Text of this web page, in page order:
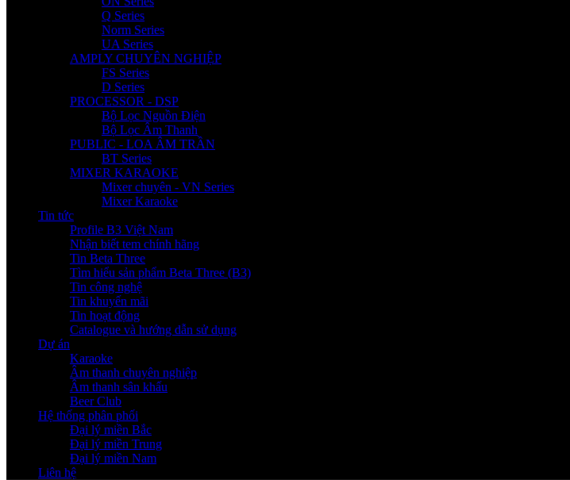
Q Series
Norm Series
UA Series
AMPLY CHUYÊN NGHIỆP
FS Series
D Series
PROCESSOR - DSP
Bộ Lọc Nguồn Điện
Bộ Lọc Âm Thanh
PUBLIC - LOA ÂM TRẦN
BT Series
MIXER KARAOKE
Mixer chuyên - VN Series
Mixer Karaoke
Tin tức
Profile B3 Việt Nam
Nhận biết tem chính hãng
Tin Beta Three
Tìm hiểu sản phẩm Beta Three (B3)
Tin công nghệ
Tin khuyến mãi
Tin hoạt động
Catalogue và hướng dẫn sử dụng
Dự án
Karaoke
Âm thanh chuyên nghiệp
Âm thanh sân khấu
Beer Club
Hệ thống phân phối
Đại lý miền Bắc
Đại lý miền Trung
Đại lý miền Nam
Liên hệ